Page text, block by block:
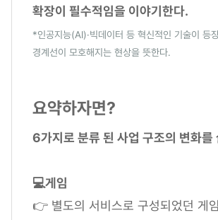
확장이 필수적임을 이야기한다.
*인공지능(AI)·빅데이터 등 혁신적인 기술이 등
경계선이 모호해지는 현상을 뜻한다.
요약하자면?
6가지로 분류 된 사업 구조의 변화를
💻게임
👉 별도의 서비스로 구성되었던 게